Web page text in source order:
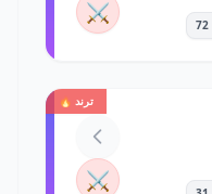
⚔️
ترند 🔥
⚔️